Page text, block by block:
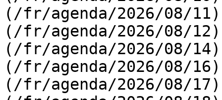
(/fr/agenda/2026/08/
(/fr/agenda/2026/08/
(/fr/agenda/2026/08/
(/fr/agenda/2026/08/
(/fr/agenda/2026/08/